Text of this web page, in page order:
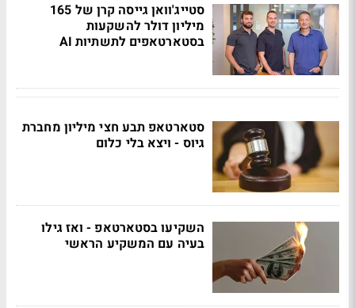
סטייג'וואן גייסה קרן של 165
מיליון דולר להשקעות
בסטארטאפים לתשתיות AI
סטארטאפ תבע חצי מיליון מחברת
גיוס - ויצא בלי כלום
השקיעו בסטארטאפ - ואז גילו
בעיה עם המשקיע הראשי